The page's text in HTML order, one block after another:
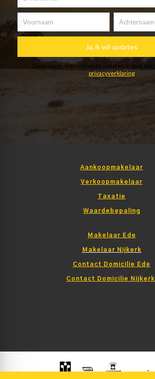
Aankoopmakelaar
Verkoopmakelaar
Taxatie
Waardebepaling
Makelaar Ede
Makelaar Nijkerk
Contact Domicilie Ede
Contact Domicilie Nijkerk